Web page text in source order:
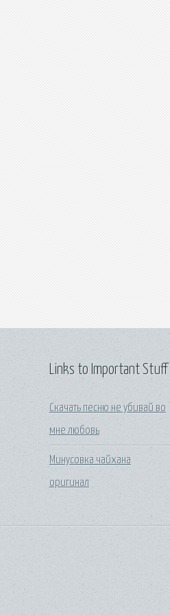
Links to Important Stuff
Скачать песню не убивай во
мне любовь
Минусовка чайхана
оригинал